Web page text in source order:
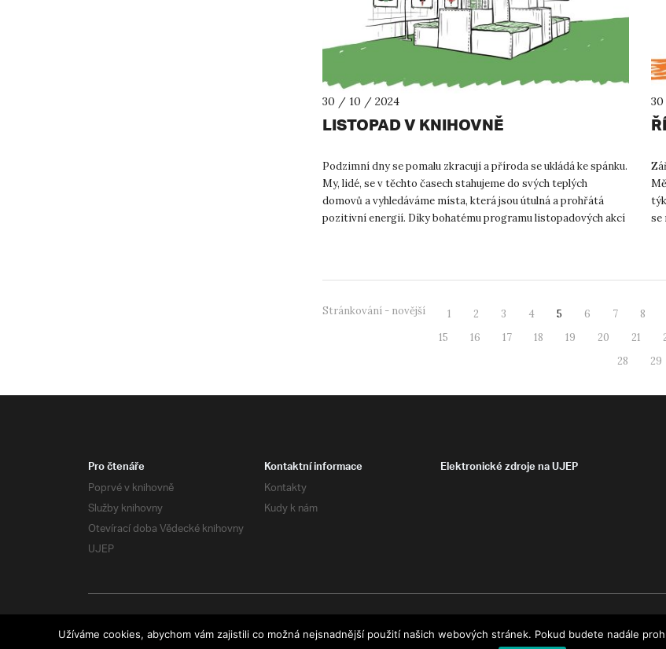
30 / 10 / 2024
LISTOPAD V KNIHOVNĚ
Podzimní dny se pomalu zkracují a příroda se ukládá ke spánku.
My, lidé, se v těchto časech stahujeme do svých teplých
domovů a vyhledáváme místa, která jsou útulná a prohřátá
pozitivní energií. Díky bohatému programu listopadových akcí
se
Stránkování - novější 1 2 3 4 5 6 7 8
15
16 17 18 19 20 21
28
29
Pro čtenáře
Poprvé v knihovně
Služby knihovny
Otevírací doba Vědecké knihovny
UJEP
Kontaktní informace
Kontakty
Kudy k nám
Elektronické zdroje na UJEP
Užíváme cookies, abychom vám zajistili co možná nejsnadnější použití našich webových stránek. Pokud budete nadále